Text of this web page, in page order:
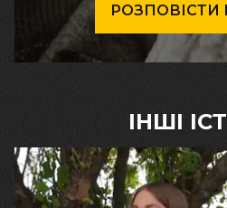
РОЗПОВІСТИ
ІНШІ